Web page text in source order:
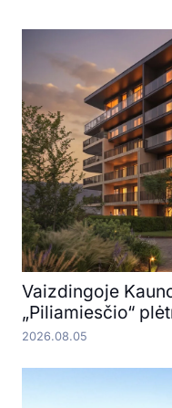
Vaizdingoje
„Piliamiesčio“
2026.08.05